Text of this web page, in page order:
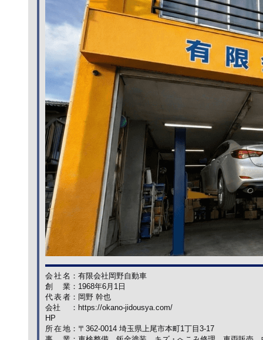
会社名 ： 有限会社岡野自動車
創業 ： 1968年6月1日
代表者 ： 岡野 幹也
会社
HP
： https://okano-jidousya.com/
所在地 ： 〒362-0014 埼玉県上尾市本町1丁目3-17